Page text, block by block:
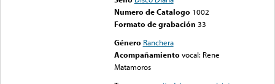
Numero de Catalogo 1002
Formato de grabación 33
Género Ranchera
Acompañamiento vocal: Rene
Matamoros